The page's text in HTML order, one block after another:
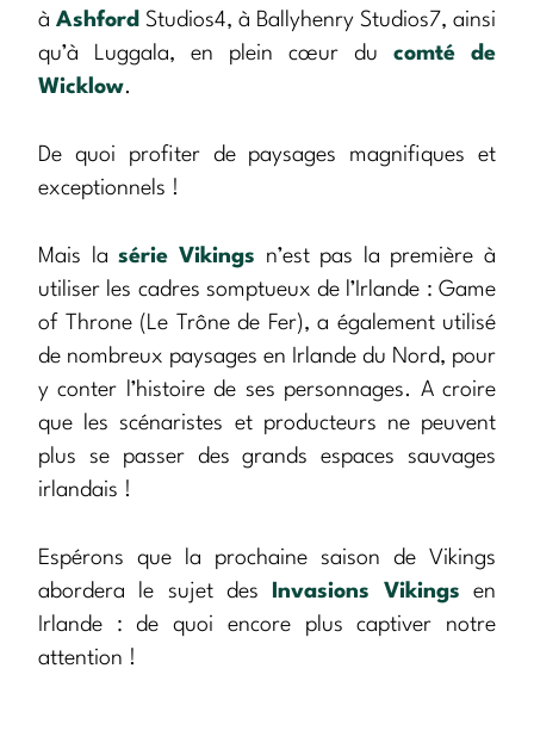
à Ashford Studios4, à Ballyhenry Studios7, ainsi
qu’à Luggala, en plein cœur du comté de
Wicklow.
De quoi profiter de paysages magnifiques et
exceptionnels !
Mais lasérie Vikings n’est pas la première à
utiliser les cadres somptueux de l’Irlande : Game
of Throne (Le Trône de Fer), a également utilisé
de nombreux paysages en Irlande du Nord, pour
y conter l’histoire de ses personnages. A croire
que les scénaristes et producteurs ne peuvent
plus se passer des grands espaces sauvages
irlandais !
Espérons que la prochaine saison de Vikings
abordera le sujet des
Invasions Vikings en
Irlande : de quoi encore plus captiver notre
attention !